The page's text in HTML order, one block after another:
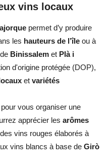
vins locaux
permet d’y produire
les hauteurs de l’île ou à
Binissalem et Plà i
d'origine protégée (DOP),
et variétés
vous organiser une
apprécier les arômes
des vins rouges élaborés à
vins blancs à base de Girò